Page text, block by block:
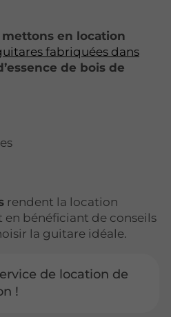
en location
fabriquées dans
de bois de
rendent la location
en bénéficiant de conseils
la guitare idéale.
de location de
!